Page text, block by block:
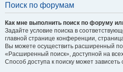
Поиск по форумам
Как мне выполнить поиск по форуму
Задайте условие поиска в
главной странице конференции,
Вы можете осуществить расширенный
«Расширенный поиск», доступной на
Способ доступа к поиску может зависеть